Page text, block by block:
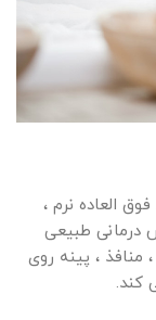
العاده نرم ،
درمانی طبیعی
، پینه روی
کند.